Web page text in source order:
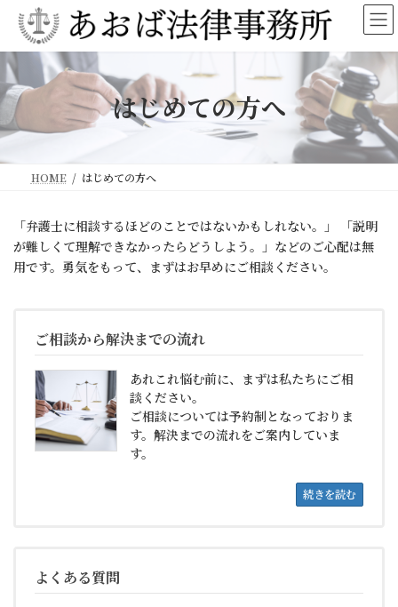
ン
ツ
へ
キ
プ
ー
シ
ョ
に
動
はじめての方へ
HOME はじめての方へ
「弁護士に相談するほどのことではないかもしれない。」 「説明
が難しくて理解できなかったらどうしよう。」などのご心配は無
用です。勇気をもって、まずはお早めにご相談ください。
ご相談から解決までの流れ
あれこれ悩む前に、まずは私たちにご相
談ください。
ご相談については予約制となっておりま
す。解決までの流れをご案内していま
す。
続きを読む
よくある質問